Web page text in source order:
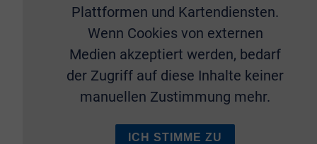
Plattformen und Kartendiensten.
Wenn Cookies von externen
Medien akzeptiert werden, bedarf
der Zugriff auf diese Inhalte keiner
manuellen Zustimmung mehr.
ICH STIMME ZU